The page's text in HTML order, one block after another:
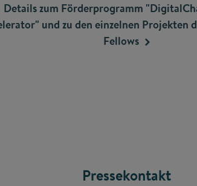
Details zum Förderprogramm
und zu den einzelnen Projekten
Fellows
Pressekontakt